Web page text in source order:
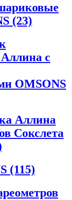
(23)
с
OMSONS
Аллина
Сокслета
(115)